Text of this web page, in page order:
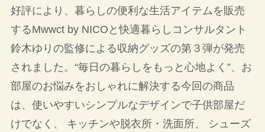
好評により、暮らしの便利な生活アイテムを販売
するMwwct by NICOと快適暮らしコンサルタント
鈴木ゆりの監修による収納グッズの第３弾が発売
されました。“毎日の暮らしをもっと心地よく”、お
部屋のお悩みをおしゃれに解決する今回の商品
は、使いやすいシンプルなデザインで子供部屋だ
けでなく、 キッチンや脱衣所・洗面所、 シューズ